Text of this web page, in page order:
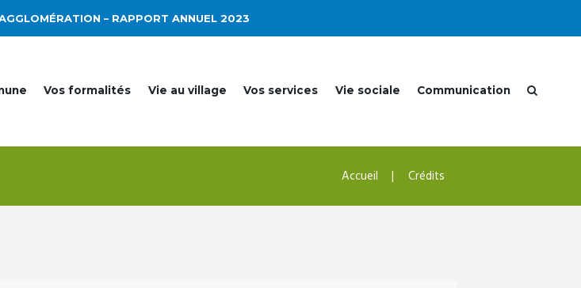
– RAPPORT ANNUEL 2023
Vos formalités Vie au village Vos services Vie sociale Communication
Accueil Crédits